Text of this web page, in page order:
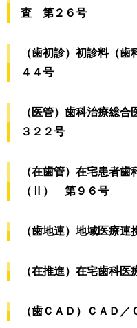
査 第２６号
（歯初診）初診料（
４４号
（医管）歯科治療総
３２２号
（在歯管）在宅患者
（Ⅱ） 第９６号
（歯地連）地域医療
（在推進）在宅歯科
（歯ＣＡＤ）ＣＡＤ